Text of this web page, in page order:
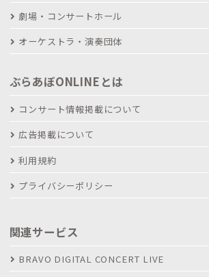
劇場・コンサートホール
オーケストラ・演奏団体
ぶらあぼONLINEとは
コンサート情報掲載について
広告掲載について
利用規約
プライバシーポリシー
関連サービス
BRAVO DIGITAL CONCERT LIVE